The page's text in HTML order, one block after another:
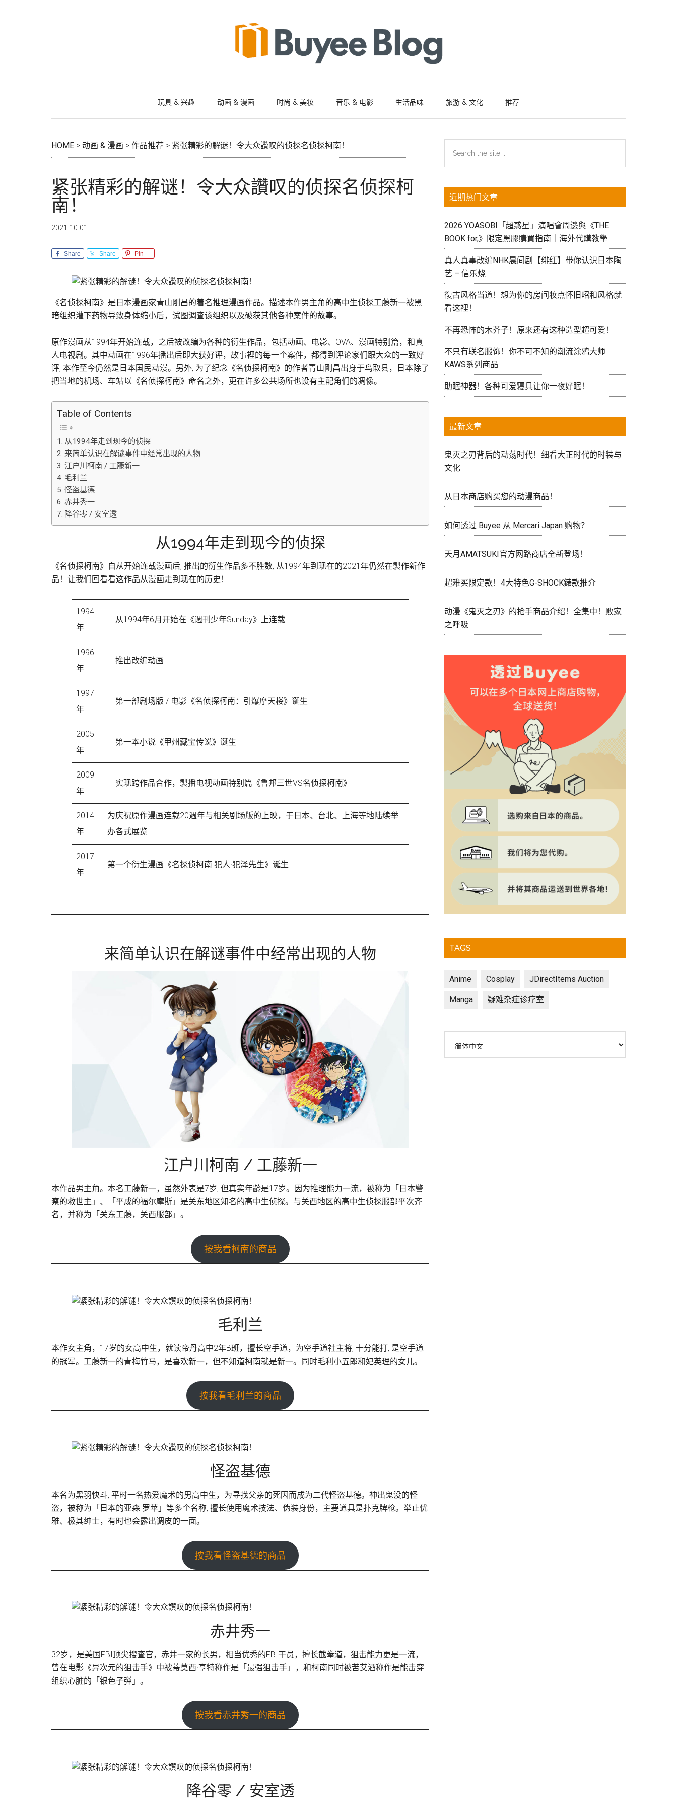
玩具 & 兴趣 动画 & 漫画 时尚 & 美妆 音乐 & 电影 生活品味 旅游 & 文化 推荐
HOME > 动画 & 漫画 > 作品推荐 > 紧张精彩的解谜！令大众讚叹的侦探名侦探柯南！
紧张精彩的解谜！令大众讚叹的侦探名侦探柯
南！
2021-10-01
Share Share Pin
《名侦探柯南》是日本漫画家青山刚昌的着名推理漫画作品。描述本作男主角的高中生侦探工藤新一被黑
暗组织灌下药物导致身体缩小后，试图调查该组织以及破获其他各种案件的故事。
原作漫画从1994年开始连载，之后被改编为各种的衍生作品，包括动画、电影、OVA、漫画特别篇，和真
人电视剧。其中动画在1996年播出后即大获好评，故事裡的每一个案件，都得到评论家们跟大众的一致好
评, 本作至今仍然是日本国民动漫。另外, 为了纪念《名侦探柯南》的作者青山刚昌出身于鸟取县，日本除了
把当地的机场、车站以《名侦探柯南》命名之外，更在许多公共场所也设有主配角们的凋像。
Table of Contents
从1994年走到现今的侦探
来简单认识在解谜事件中经常出现的人物
江户川柯南 / 工藤新一
毛利兰
怪盗基德
赤井秀一
降谷零 / 安室透
从1994年走到现今的侦探
《名侦探柯南》自从开始连载漫画后, 推出的衍生作品多不胜数, 从1994年到现在的2021年仍然在製作新作
品！让我们回看看这作品从漫画走到现在的历史！
1994
年
从1994年6月开始在《週刊少年Sunday》上连载
1996
年
推出改编动画
1997
年
第一部剧场版 / 电影《名侦探柯南：引爆摩天楼》诞生
2005
年
第一本小说《甲州藏宝传说》诞生
2009
年
实现跨作品合作，製播电视动画特别篇《鲁邦三世VS名侦探柯南》
2014
年
为庆祝原作漫画连载20週年与相关剧场版的上映，于日本、台北、上海等地陆续举
办各式展览
2017
年
第一个衍生漫画《名探侦柯南 犯人·犯泽先生》诞生
来简单认识在解谜事件中经常出现的人物
江户川柯南 / 工藤新一
本作品男主角。本名工藤新一，虽然外表是7岁, 但真实年齢是17岁。因为推理能力一流，被称为「日本警
察的救世主」、「平成的福尔摩斯」是关东地区知名的高中生侦探。与关西地区的高中生侦探服部平次齐
名，并称为「关东工藤，关西服部」。
按我看柯南的商品
毛利兰
本作女主角，17岁的女高中生，就读帝丹高中2年B班，擅长空手道，为空手道社主将, 十分能打, 是空手道
的冠军。工藤新一的青梅竹马，是喜欢新一，但不知道柯南就是新一。同时毛利小五郎和妃英理的女儿。
按我看毛利兰的商品
怪盗基德
本名为黑羽快斗, 平时一名热爱魔术的男高中生，为寻找父亲的死因而成为二代怪盗基德。神出鬼没的怪
盗，被称为「日本的亚森·罗苹」等多个名称, 擅长使用魔术技法、伪装身份，主要道具是扑克牌枪。举止优
雅、极其绅士，有时也会露出调皮的一面。
按我看怪盗基德的商品
赤井秀一
32岁，是美国FBI顶尖搜查官，赤井一家的长男，相当优秀的FBI干员，擅长截拳道，狙击能力更是一流，
曾在电影《异次元的狙击手》中被蒂莫西·亨特称作是「最强狙击手」，和柯南同时被苦艾酒称作是能击穿
组织心脏的「银色子弹」。
按我看赤井秀一的商品
降谷零 / 安室透
主
侧
边
栏
the
近期热门文章
2026 YOASOBI「超惑星」演唱會周邊與《THE
BOOK for,》限定黑膠購買指南｜海外代購教學
真人真事改编NHK晨间剧【绯红】带你认识日本陶
艺 – 信乐烧
復古风格当道！想为你的房间妆点怀旧昭和风格就
看这裡！
不再恐怖的木芥子！原来还有这种造型超可爱！
不只有联名服饰！你不可不知的潮流涂鸦大师
KAWS系列商品
助眠神器！各种可爱寝具让你一夜好眠！
最新文章
鬼灭之刃背后的动荡时代！细看大正时代的时装与
文化
从日本商店购买您的动漫商品！
如何透过 Buyee 从 Mercari Japan 购物？
天月AMATSUKI官方网路商店全新登场！
超难买限定款！4大特色G-SHOCK錶款推介
动漫《鬼灭之刃》的抢手商品介绍！全集中！败家
之呼吸
TAGS
Anime Cosplay JDirectItems Auction
Manga 疑难杂症诊疗室